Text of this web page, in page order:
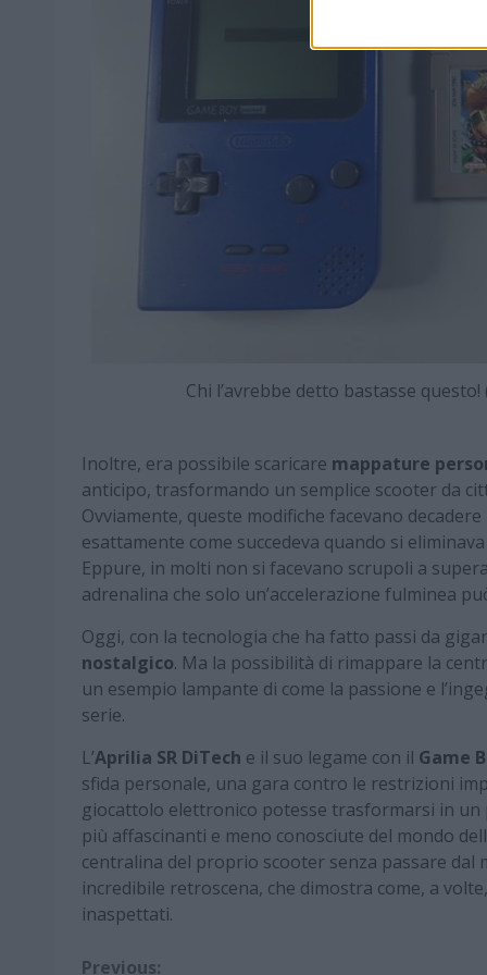
Chi l’avrebbe detto bastasse
Inoltre, era possibile scaricare mappature
anticipo, trasformando un semplice scooter da
Ovviamente, queste modifiche facevano
esattamente come succedeva quando si
Eppure, in molti non si facevano scrupoli a
adrenalina che solo un’accelerazione fulminea
Oggi, con la tecnologia che ha fatto passi da
nostalgico. Ma la possibilità di rimappare la
un esempio lampante di come la passione e
serie.
L’Aprilia SR DiTech e il suo legame con il Game
sfida personale, una gara contro le restrizioni
giocattolo elettronico potesse trasformarsi in
più affascinanti e meno conosciute del mondo
centralina del proprio scooter senza passare
incredibile retroscena, che dimostra come, a
inaspettati.
Previous: